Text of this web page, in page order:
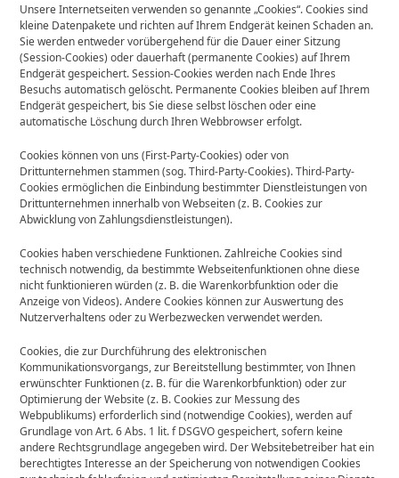
Unsere Internetseiten verwenden so genannte „Cookies“. Cookies sind
kleine Datenpakete und richten auf Ihrem Endgerät keinen Schaden an.
Sie werden entweder vorübergehend für die Dauer einer Sitzung
(Session-Cookies) oder dauerhaft (permanente Cookies) auf Ihrem
Endgerät gespeichert. Session-Cookies werden nach Ende Ihres
Besuchs automatisch gelöscht. Permanente Cookies bleiben auf Ihrem
Endgerät gespeichert, bis Sie diese selbst löschen oder eine
automatische Löschung durch Ihren Webbrowser erfolgt.
Cookies können von uns (First-Party-Cookies) oder von
Drittunternehmen stammen (sog. Third-Party-Cookies). Third-Party-
Cookies ermöglichen die Einbindung bestimmter Dienstleistungen von
Drittunternehmen innerhalb von Webseiten (z. B. Cookies zur
Abwicklung von Zahlungsdienstleistungen).
Cookies haben verschiedene Funktionen. Zahlreiche Cookies sind
technisch notwendig, da bestimmte Webseitenfunktionen ohne diese
nicht funktionieren würden (z. B. die Warenkorbfunktion oder die
Anzeige von Videos). Andere Cookies können zur Auswertung des
Nutzerverhaltens oder zu Werbezwecken verwendet werden.
Cookies, die zur Durchführung des elektronischen
Kommunikationsvorgangs, zur Bereitstellung bestimmter, von Ihnen
erwünschter Funktionen (z. B. für die Warenkorbfunktion) oder zur
Optimierung der Website (z. B. Cookies zur Messung des
Webpublikums) erforderlich sind (notwendige Cookies), werden auf
Grundlage von Art. 6 Abs. 1 lit. f DSGVO gespeichert, sofern keine
andere Rechtsgrundlage angegeben wird. Der Websitebetreiber hat ein
berechtigtes Interesse an der Speicherung von notwendigen Cookies